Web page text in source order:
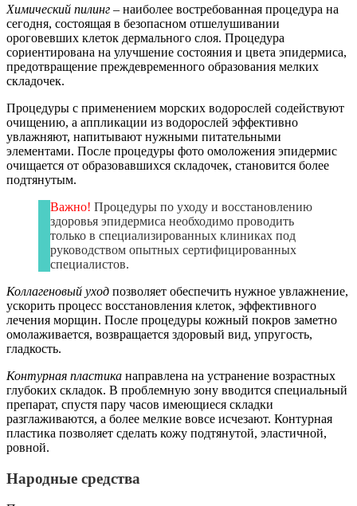
Химический пилинг – наиболее востребованная процедура на
сегодня, состоящая в безопасном отшелушивании
ороговевших клеток дермального слоя. Процедура
сориентирована на улучшение состояния и цвета эпидермиса,
предотвращение преждевременного образования мелких
складочек.
Процедуры с применением морских водорослей содействуют
очищению, а аппликации из водорослей эффективно
увлажняют, напитывают нужными питательными
элементами. После процедуры фото омоложения эпидермис
очищается от образовавшихся складочек, становится более
подтянутым.
Важно! Процедуры по уходу и восстановлению
здоровья эпидермиса необходимо проводить
только в специализированных клиниках под
руководством опытных сертифицированных
специалистов.
Коллагеновый уход позволяет обеспечить нужное увлажнение,
ускорить процесс восстановления клеток, эффективного
лечения морщин. После процедуры кожный покров заметно
омолаживается, возвращается здоровый вид, упругость,
гладкость.
Контурная пластика направлена на устранение возрастных
глубоких складок. В проблемную зону вводится специальный
препарат, спустя пару часов имеющиеся складки
разглаживаются, а более мелкие вовсе исчезают. Контурная
пластика позволяет сделать кожу подтянутой, эластичной,
ровной.
Народные средства